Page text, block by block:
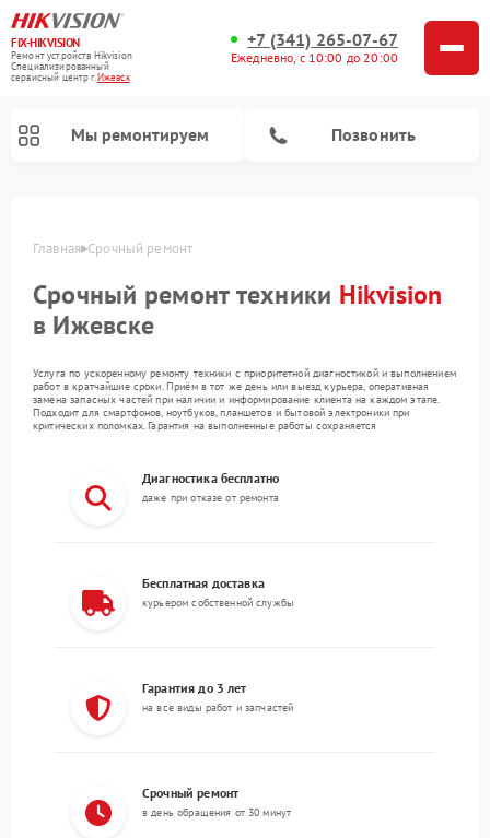
FIX-HIKVISION
Ремонт устройств Hikvision
Специализированный
cервисный центр г.Ижевск
+7 (341) 265-07-67
Ежедневно, с 10:00 до 20:00
Мы ремонтируем Позвонить
Главная Срочный ремонт
Срочный ремонт техники Hikvision
в Ижевске
Услуга по ускоренному ремонту техники с приоритетной диагностикой и выполнением
работ в кратчайшие сроки. Приём в тот же день или выезд курьера, оперативная
замена запасных частей при наличии и информирование клиента на каждом этапе.
Подходит для смартфонов, ноутбуков, планшетов и бытовой электроники при
критических поломках. Гарантия на выполненные работы сохраняется
Диагностика бесплатно
даже при отказе от ремонта
Бесплатная доставка
курьером собственной службы
Гарантия до 3 лет
на все виды работ и запчастей
Срочный ремонт
в день обращения от 30 минут